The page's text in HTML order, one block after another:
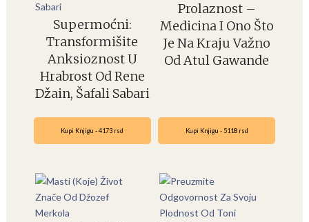
Supermoćni:
Transformišite
Anksioznost U
Hrabrost Od Rene
Džain, Šafali Sabari
Prolaznost –
Medicina I Ono Što
Je Na Kraju Važno
Od Atul Gawande
Kupi Knjigu - 4173 rsd Kupi Knjigu - 5118 rsd